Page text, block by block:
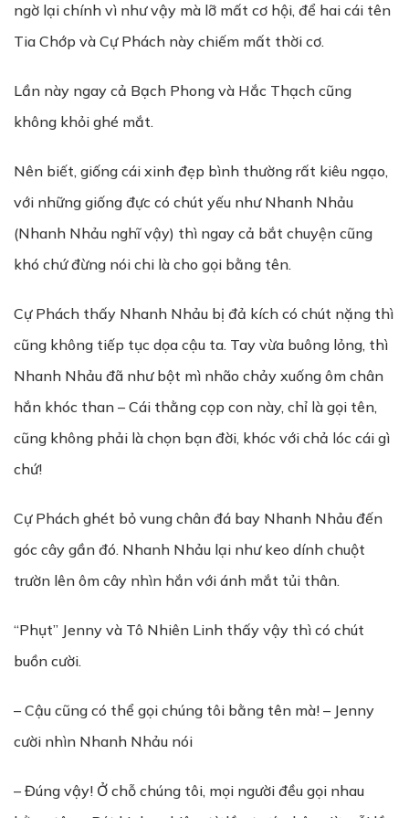
ngờ lại chính vì như vậy mà lỡ mất cơ hội, để hai cái tên
Tia Chớp và Cự Phách này chiếm mất thời cơ.
Lần này ngay cả Bạch Phong và Hắc Thạch cũng
không khỏi ghé mắt.
Nên biết, giống cái xinh đẹp bình thường rất kiêu ngạo,
với những giống đực có chút yếu như Nhanh Nhảu
(Nhanh Nhảu nghĩ vậy) thì ngay cả bắt chuyện cũng
khó chứ đừng nói chi là cho gọi bằng tên.
Cự Phách thấy Nhanh Nhảu bị đả kích có chút nặng thì
cũng không tiếp tục dọa cậu ta. Tay vừa buông lỏng, thì
Nhanh Nhảu đã như bột mì nhão chảy xuống ôm chân
hắn khóc than – Cái thằng cọp con này, chỉ là gọi tên,
cũng không phải là chọn bạn đời, khóc với chả lóc cái gì
chứ!
Cự Phách ghét bỏ vung chân đá bay Nhanh Nhảu đến
góc cây gần đó. Nhanh Nhảu lại như keo dính chuột
trườn lên ôm cây nhìn hắn với ánh mắt tủi thân.
“Phụt” Jenny và Tô Nhiên Linh thấy vậy thì có chút
buồn cười.
– Cậu cũng có thể gọi chúng tôi bằng tên mà! – Jenny
cười nhìn Nhanh Nhảu nói
– Đúng vậy! Ở chỗ chúng tôi, mọi người đều gọi nhau